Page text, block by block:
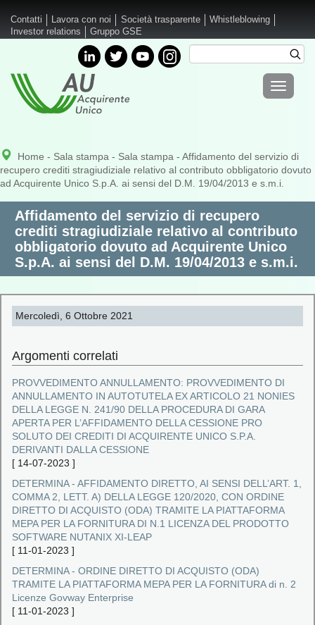
Contatti Lavora con noi Società trasparente
Whistleblowing
Investor relations
Gruppo GSE
Form di
Toggle
Home - Sala stampa - Sala stampa - Affidamento del servizio di
recupero crediti stragiudiziale relativo al contributo obbligatorio dovuto
ad Acquirente Unico S.p.A. ai sensi del D.M. 19/04/2013 e s.m.i.
Affidamento del servizio di recupero
crediti stragiudiziale relativo al contributo
obbligatorio dovuto ad Acquirente Unico
S.p.A. ai sensi del D.M. 19/04/2013 e s.m.i.
Mercoledì, 6 Ottobre 2021
Argomenti correlati
PROVVEDIMENTO ANNULLAMENTO: PROVVEDIMENTO DI
ANNULLAMENTO IN AUTOTUTELA EX ARTICOLO 21 NONIES
DELLA LEGGE N. 241/90 DELLA PROCEDURA DI GARA
APERTA PER L’AFFIDAMENTO DELLA CESSIONE PRO
SOLUTO DEI CREDITI DI ACQUIRENTE UNICO S.P.A.
DERIVANTI DALLA CESSIONE
[ 14-07-2023 ]
DETERMINA - AFFIDAMENTO DIRETTO, AI SENSI DELL’ART. 1,
COMMA 2, LETT. A) DELLA LEGGE 120/2020, CON ORDINE
DIRETTO DI ACQUISTO (ODA) TRAMITE LA PIATTAFORMA
MEPA PER LA FORNITURA DI N.1 LICENZA DEL PRODOTTO
SOFTWARE NUTANIX XI‐LEAP
[ 11-01-2023 ]
DETERMINA - ORDINE DIRETTO DI ACQUISTO (ODA)
TRAMITE LA PIATTAFORMA MEPA PER LA FORNITURA di n. 2
Licenze Govway Enterprise
[ 11-01-2023 ]